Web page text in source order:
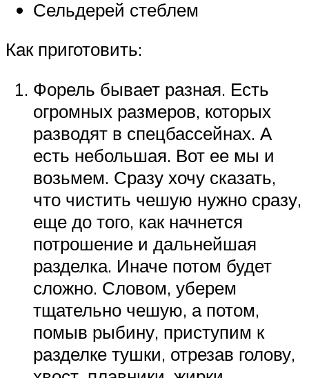
Сельдерей стеблем
Как приготовить:
Форель бывает разная. Есть
огромных размеров, которых
разводят в спецбассейнах. А
есть небольшая. Вот ее мы и
возьмем. Сразу хочу сказать,
что чистить чешую нужно сразу,
еще до того, как начнется
потрошение и дальнейшая
разделка. Иначе потом будет
сложно. Словом, уберем
тщательно чешую, а потом,
помыв рыбину, приступим к
разделке тушки, отрезав голову,